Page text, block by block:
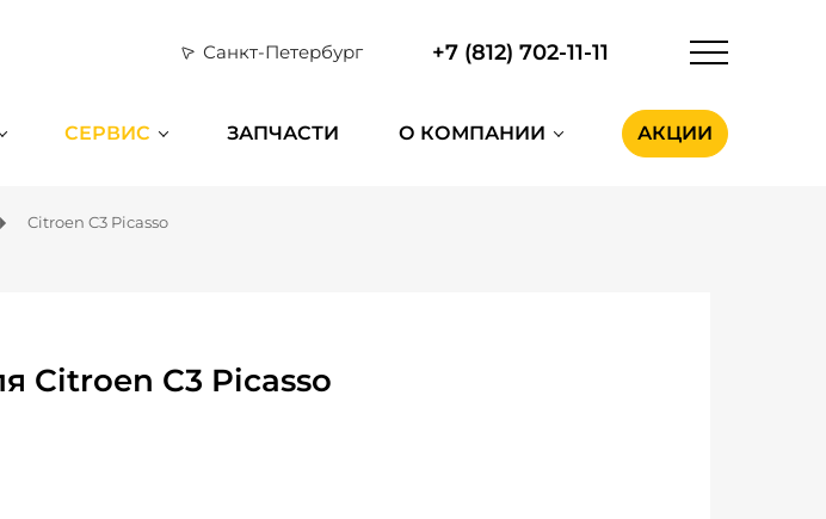
Санкт-Петербург +7 (812) 702-11-11
СЕРВИС ЗАПЧАСТИ О КОМПАНИИ АКЦИИ
Citroen C3 Picasso
Citroen C3 Picasso